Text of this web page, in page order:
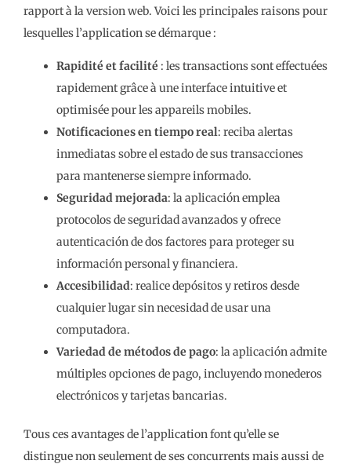
rapport à la version web. Voici les principales raisons pour
lesquelles l’application se démarque :
Rapidité et facilité : les transactions sont effectuées
rapidement grâce à une interface intuitive et
optimisée pour les appareils mobiles.
Notificaciones en tiempo real: reciba alertas
inmediatas sobre el estado de sus transacciones
para mantenerse siempre informado.
Seguridad mejorada: la aplicación emplea
protocolos de seguridad avanzados y ofrece
autenticación de dos factores para proteger su
información personal y financiera.
Accesibilidad: realice depósitos y retiros desde
cualquier lugar sin necesidad de usar una
computadora.
Variedad de métodos de pago: la aplicación admite
múltiples opciones de pago, incluyendo monederos
electrónicos y tarjetas bancarias.
Tous ces avantages de l’application font qu’elle se
distingue non seulement de ses concurrents mais aussi de